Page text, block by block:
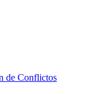
de Conflictos